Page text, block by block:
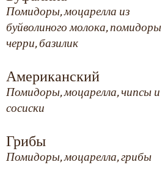
Помидоры, моцарелла из
буйволиного молока, помидоры
черри, базилик
Американский
Помидоры, моцарелла, чипсы и
сосиски
Грибы
Помидоры, моцарелла, грибы